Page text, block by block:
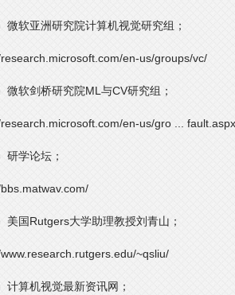
微软亚洲研究院计算机视觉研究组；
en-us/groups/vc/
微软剑桥研究院ML与CV研究组；
en-us/gro ... fault.aspx
研学论坛；
美国Rutgers大学助理教授刘青山；
~qsliu/
计算机视觉最新资讯网；